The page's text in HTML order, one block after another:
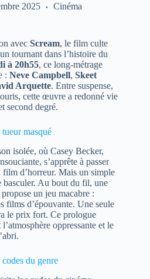
2025 Cinéma
avec Scream, le film culte
tournant dans l’histoire du
à 20h55, ce long-métrage
: Neve Campbell, Skeet
Arquette. Entre suspense,
cette œuvre a redonné vie
second degré.
masqué
isolée, où Casey Becker,
s’apprête à passer
d’horreur. Mais un simple
basculer. Au bout du fil, une
un jeu macabre :
films d’épouvante. Une seule
le prix fort. Ce prologue
oppressante et le
du genre